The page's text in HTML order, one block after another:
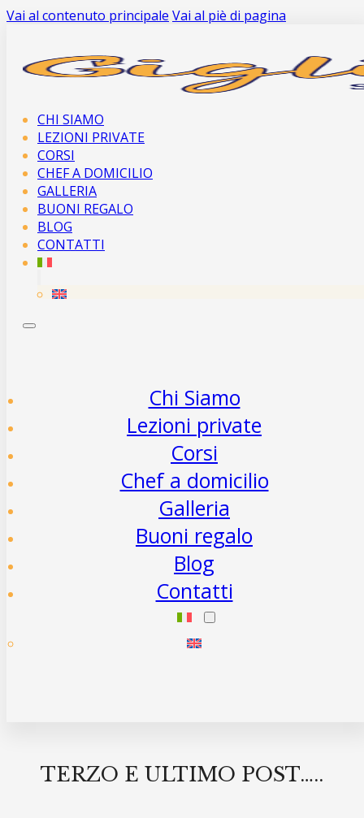
Vai al contenuto principale Vai al piè di pagina
CHI SIAMO
LEZIONI PRIVATE
CORSI
CHEF A DOMICILIO
GALLERIA
BUONI REGALO
BLOG
CONTATTI
Chi Siamo
Lezioni private
Corsi
Chef a domicilio
Galleria
Buoni regalo
Blog
Contatti
TERZO E ULTIMO POST…..